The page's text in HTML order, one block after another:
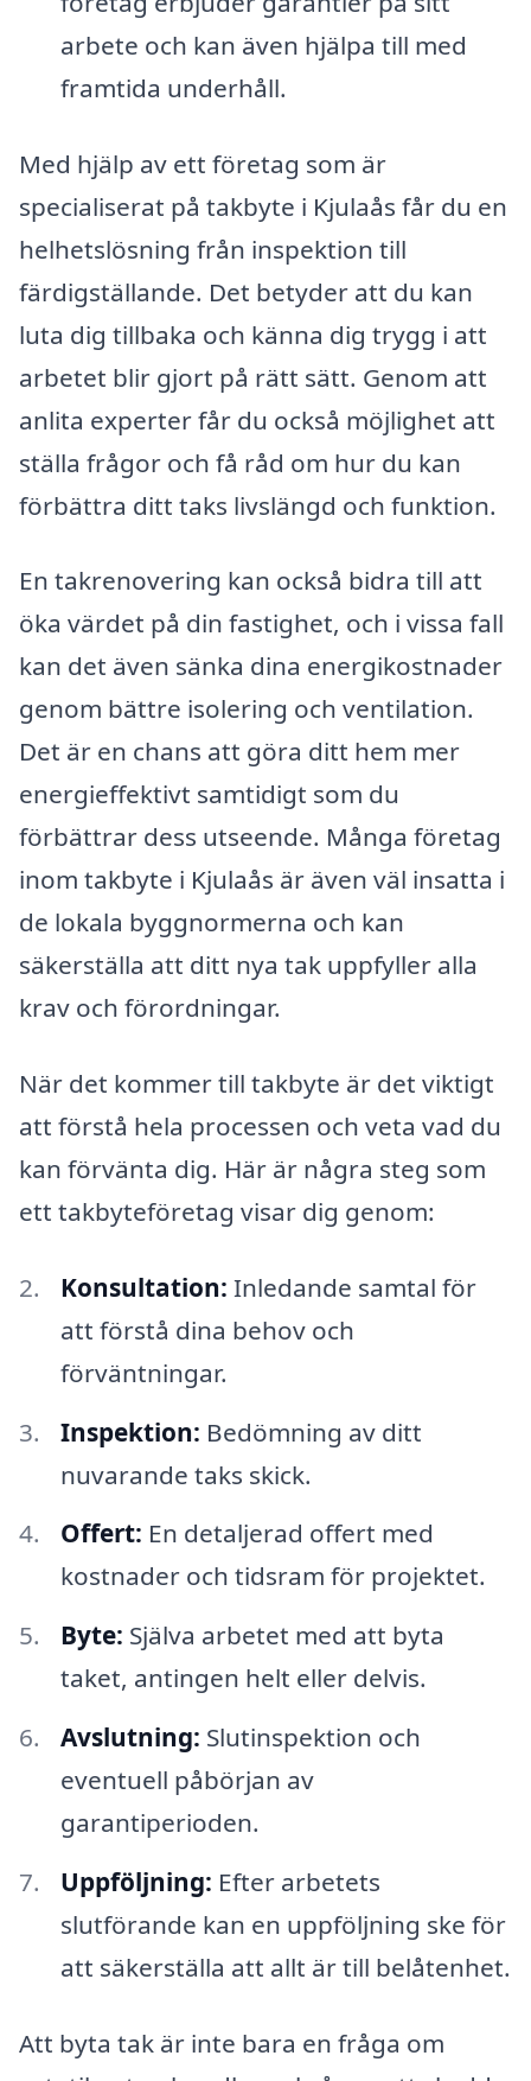
arbete och kan även hjälpa till med
framtida underhåll.
Med hjälp av ett företag som är
specialiserat på takbyte i Kjulaås får du en
helhetslösning från inspektion till
färdigställande. Det betyder att du kan
luta dig tillbaka och känna dig trygg i att
arbetet blir gjort på rätt sätt. Genom att
anlita experter får du också möjlighet att
ställa frågor och få råd om hur du kan
förbättra ditt taks livslängd och funktion.
En takrenovering kan också bidra till att
öka värdet på din fastighet, och i vissa fall
kan det även sänka dina energikostnader
genom bättre isolering och ventilation.
Det är en chans att göra ditt hem mer
energieffektivt samtidigt som du
förbättrar dess utseende. Många företag
inom takbyte i Kjulaås är även väl insatta i
de lokala byggnormerna och kan
säkerställa att ditt nya tak uppfyller alla
krav och förordningar.
När det kommer till takbyte är det viktigt
att förstå hela processen och veta vad du
kan förvänta dig. Här är några steg som
ett takbyteföretag visar dig genom:
Konsultation: Inledande samtal för
att förstå dina behov och
förväntningar.
Inspektion: Bedömning av ditt
nuvarande taks skick.
Offert: En detaljerad offert med
kostnader och tidsram för projektet.
Byte: Själva arbetet med att byta
taket, antingen helt eller delvis.
Avslutning: Slutinspektion och
eventuell påbörjan av
garantiperioden.
Uppföljning: Efter arbetets
slutförande kan en uppföljning ske för
att säkerställa att allt är till belåtenhet.
Att byta tak är inte bara en fråga om